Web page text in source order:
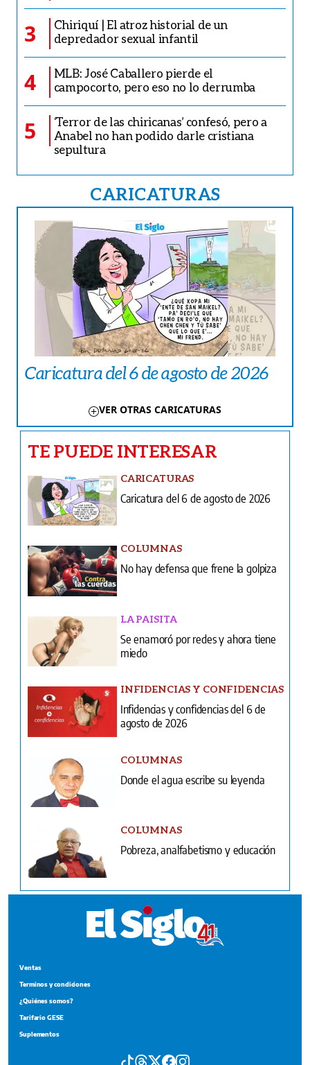
3
Chiriquí | El atroz historial de un
depredador sexual infantil
4
MLB: José Caballero pierde el
campocorto, pero eso no lo derrumba
5
‘Terror de las chiricanas’ confesó, pero a
Anabel no han podido darle cristiana
sepultura
CARICATURAS
Caricatura del 6 de agosto de 2026
VER OTRAS CARICATURAS
TE PUEDE INTERESAR
CARICATURAS
Caricatura del 6 de agosto de 2026
COLUMNAS
No hay defensa que frene la golpiza
LA PAISITA
Se enamoró por redes y ahora tiene
miedo
INFIDENCIAS Y CONFIDENCIAS
Infidencias y confidencias del 6 de
agosto de 2026
COLUMNAS
Donde el agua escribe su leyenda
COLUMNAS
Pobreza, analfabetismo y educación
Ventas
Terminos y condiciones
¿Quiénes somos?
Tarifario GESE
Suplementos